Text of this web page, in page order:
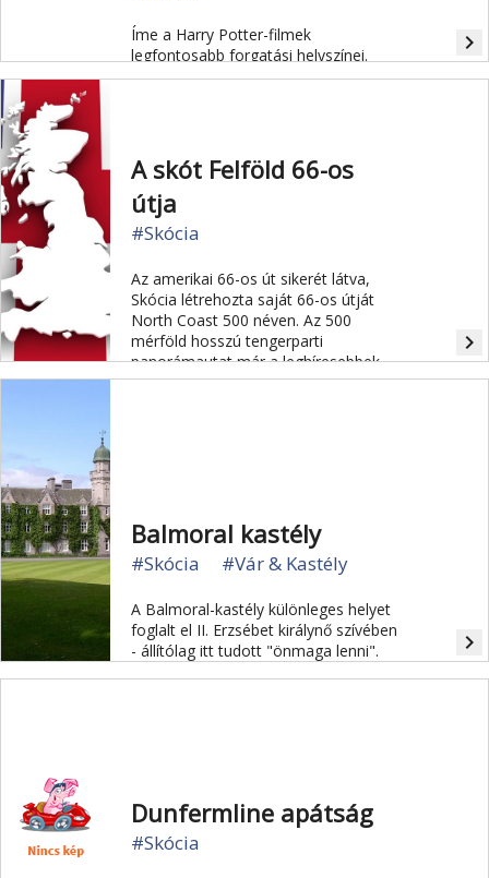
Íme a Harry Potter-filmek
legfontosabb forgatási helyszínei.
navigate_next
A skót Felföld 66-os
útja
#Skócia
Az amerikai 66-os út sikerét látva,
Skócia létrehozta saját 66-os útját
North Coast 500 néven. Az 500
mérföld hosszú tengerparti
panorámautat már a leghíresebbek
között tartják számon.
navigate_next
Balmoral kastély
#Skócia #Vár & Kastély
A Balmoral-kastély különleges helyet
foglalt el II. Erzsébet királynő szívében
- állítólag itt tudott "önmaga lenni".
navigate_next
Dunfermline apátság
#Skócia